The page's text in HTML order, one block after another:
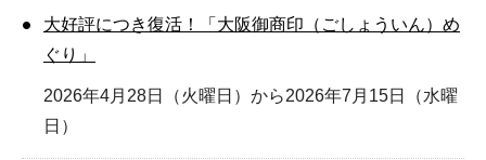
大好評につき復活！「大阪御商印（ごしょういん）め
ぐり」
2026年4月28日（火曜日）から2026年7月15日（水曜
日）